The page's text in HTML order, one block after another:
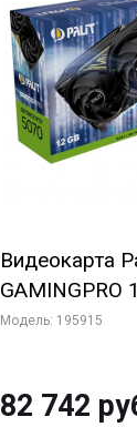
Видеокарта
GAMINGPRO
3xDP HDMI
Модель: 195915
82 742